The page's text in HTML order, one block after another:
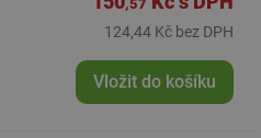
,57
124,44 Kč bez DPH
Vložit do košíku